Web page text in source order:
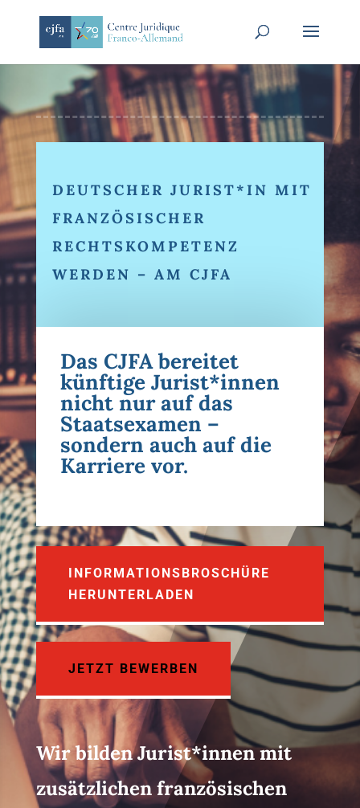
DEUTSCHER JURIST*IN MIT
FRANZÖSISCHER
RECHTSKOMPETENZ
WERDEN – AM CJFA
Das CJFA bereitet
künftige Jurist*innen
nicht nur auf das
Staatsexamen –
sondern auch auf die
Karriere vor.
INFORMATIONSBROSCHÜRE
HERUNTERLADEN
JETZT BEWERBEN
Wir bilden Jurist*innen mit
zusätzlichen französischen